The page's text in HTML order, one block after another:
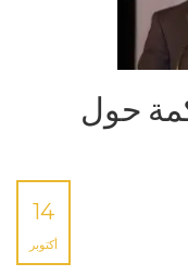
حول
14
أكتوبر